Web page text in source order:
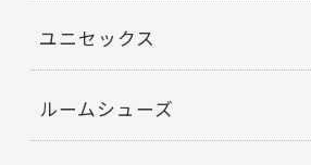
ユニセックス
ルームシューズ